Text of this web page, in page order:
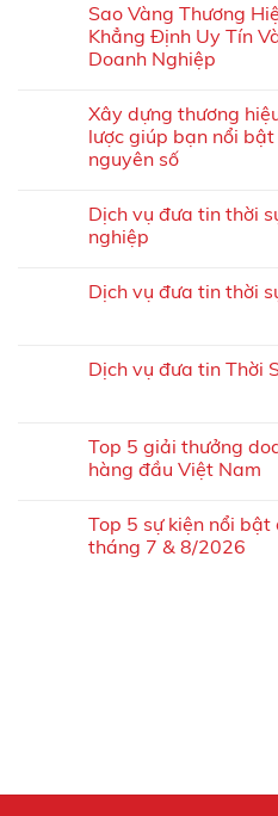
Sao Vàng Thương
Khẳng Định Uy Tín
Doanh Nghiệp
Xây dựng thương
lược giúp bạn nổi
nguyên số
Dịch vụ đưa tin thời
nghiệp
Dịch vụ đưa tin thời
Dịch vụ đưa tin Thời
Top 5 giải thưởng
hàng đầu Việt Nam
Top 5 sự kiện nổi
tháng 7 & 8/2026